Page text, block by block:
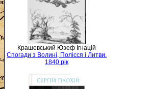
Крашевський Юзеф Ігнацій
Спогади з Волині, Полісся і Литви.
1840 рік